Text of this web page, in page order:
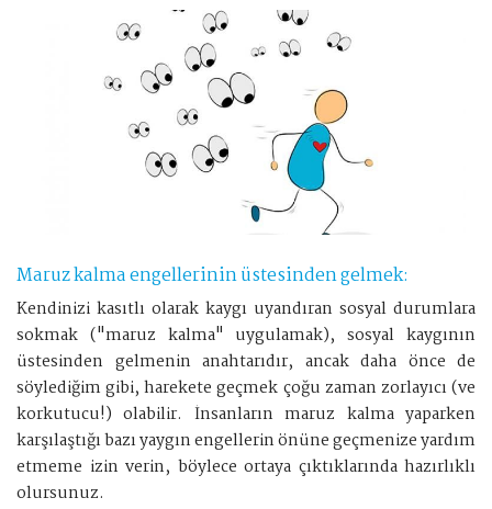
Maruz kalma engellerinin üstesinden gelmek:
Kendinizi kasıtlı olarak kaygı uyandıran sosyal durumlara
sokmak ("maruz kalma" uygulamak), sosyal kaygının
üstesinden gelmenin anahtarıdır, ancak daha önce de
söylediğim gibi, harekete geçmek çoğu zaman zorlayıcı (ve
korkutucu!) olabilir. İnsanların maruz kalma yaparken
karşılaştığı bazı yaygın engellerin önüne geçmenize yardım
etmeme izin verin, böylece ortaya çıktıklarında hazırlıklı
olursunuz.